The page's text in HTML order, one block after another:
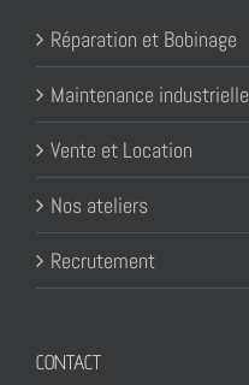
Réparation et Bobinage
Maintenance industrielle
Vente et Location
Nos ateliers
Recrutement
CONTACT